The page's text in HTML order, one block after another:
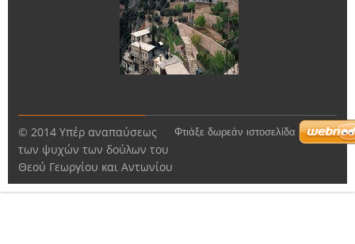
© 2014 Υπέρ αναπαύσεως
των ψυχών των δούλων του
Θεού Γεωργίου και Αντωνίου
Φτιάξε δωρεάν ιστοσελίδα